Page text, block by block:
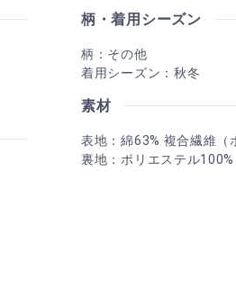
柄・着用シーズン
柄：その他
着用シーズン：秋冬
素材
表地：綿63% 複合繊維（
裏地：ポリエステル100%